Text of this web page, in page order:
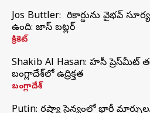
Jos Buttler: నా రికార్డును వైభవ్
ఉంది: జాస్ బట్లర్
క్రికెట్
Shakib Al Hasan: హసీనా
బంగ్లాదేశ్‌లో ఉద్రిక్తత
బంగ్లాదేశ్
Putin: రష్యా సైన్యంలో భారీ